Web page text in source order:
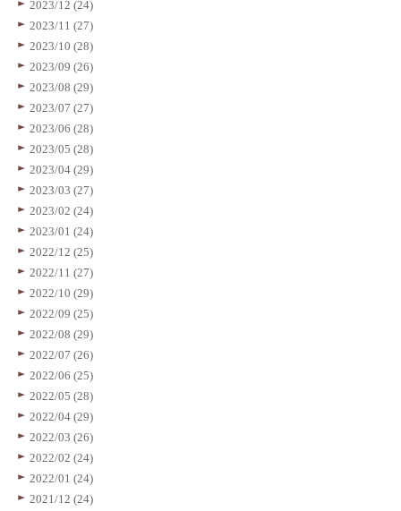
2023/12 (24)
2023/11 (27)
2023/10 (28)
2023/09 (26)
2023/08 (29)
2023/07 (27)
2023/06 (28)
2023/05 (28)
2023/04 (29)
2023/03 (27)
2023/02 (24)
2023/01 (24)
2022/12 (25)
2022/11 (27)
2022/10 (29)
2022/09 (25)
2022/08 (29)
2022/07 (26)
2022/06 (25)
2022/05 (28)
2022/04 (29)
2022/03 (26)
2022/02 (24)
2022/01 (24)
2021/12 (24)